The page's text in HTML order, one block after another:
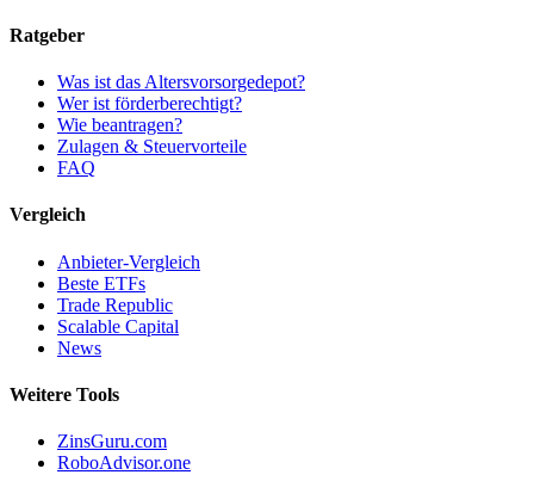
Ratgeber
Was ist das Altersvorsorgedepot?
Wer ist förderberechtigt?
Wie beantragen?
Zulagen & Steuervorteile
FAQ
Vergleich
Anbieter-Vergleich
Beste ETFs
Trade Republic
Scalable Capital
News
Weitere Tools
ZinsGuru.com
RoboAdvisor.one